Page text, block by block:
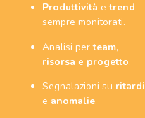
Produttività e trend
sempre monitorati.
Analisi perteam,
risorsa e progetto.
Segnalazioni su ritardi
e anomalie.